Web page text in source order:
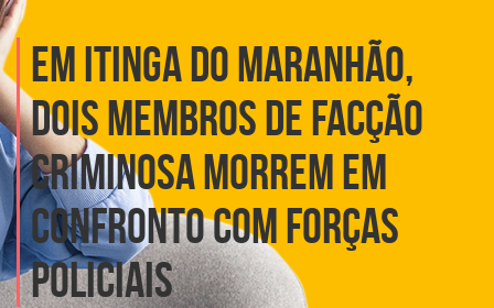
EM ITINGA DO MARANHÃO,
DOIS MEMBROS DE FACÇÃO
CRIMINOSA MORREM EM
CONFRONTO COM FORÇAS
POLICIAIS